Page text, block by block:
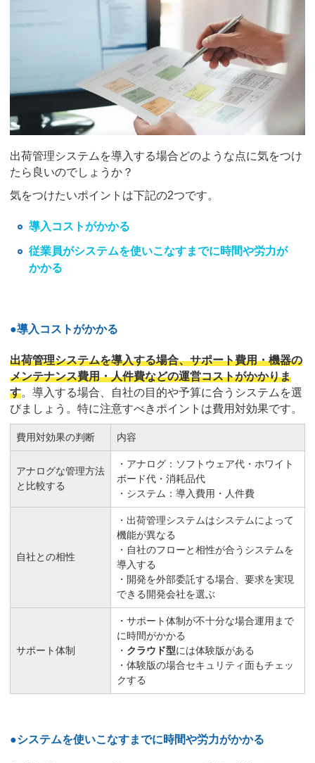
出荷管理システムを導入する場合どのような点に気をつけ
たら良いのでしょうか？
気をつけたいポイントは下記の2つです。
導入コストがかかる
従業員がシステムを使いこなすまでに時間や労力が
かかる
●導入コストがかかる
出荷管理システムを導入する場合、サポート費用・機器の
メンテナンス費用・人件費などの運営コストがかかりま
す。導入する場合、自社の目的や予算に合うシステムを選
びましょう。特に注意すべきポイントは費用対効果です。
費用対効果の判断 内容
アナログな管理方法
と比較する
・アナログ：ソフトウェア代・ホワイト
ボード代・消耗品代
・システム：導入費用・人件費
自社との相性
・出荷管理システムはシステムによって
機能が異なる
・自社のフローと相性が合うシステムを
導入する
・開発を外部委託する場合、要求を実現
できる開発会社を選ぶ
サポート体制
・サポート体制が不十分な場合運用まで
に時間がかかる
・ クラウド型には体験版がある
・体験版の場合セキュリティ面もチェッ
クする
●システムを使いこなすまでに時間や労力がかかる